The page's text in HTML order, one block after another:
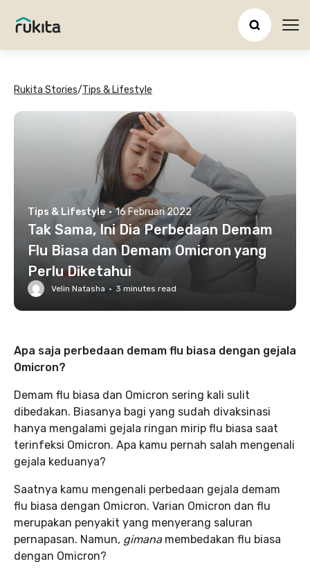
Rukita Stories/Tips & Lifestyle
Tips & Lifestyle · 16 Februari 2022
Tak Sama, Ini Dia Perbedaan Demam
Flu Biasa dan Demam Omicron yang
Perlu Diketahui
Velin Natasha · 3 minutes read
Apa saja perbedaan demam flu biasa dengan gejala
Omicron?
Demam flu biasa dan Omicron sering kali sulit
dibedakan. Biasanya bagi yang sudah divaksinasi
hanya mengalami gejala ringan mirip flu biasa saat
terinfeksi Omicron. Apa kamu pernah salah mengenali
gejala keduanya?
Saatnya kamu mengenali perbedaan gejala demam
flu biasa dengan Omicron. Varian Omicron dan flu
merupakan penyakit yang menyerang saluran
pernapasan. Namun, gimanamembedakan flu biasa
dengan Omicron?